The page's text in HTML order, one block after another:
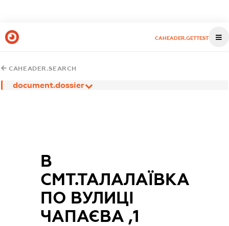
CAHEADER.GETTEST
CAHEADER.SEARCH
document.dossier
В
СМТ.ТАЛАЛАЇВКА
ПО ВУЛИЦІ
ЧАПАЄВА ,1